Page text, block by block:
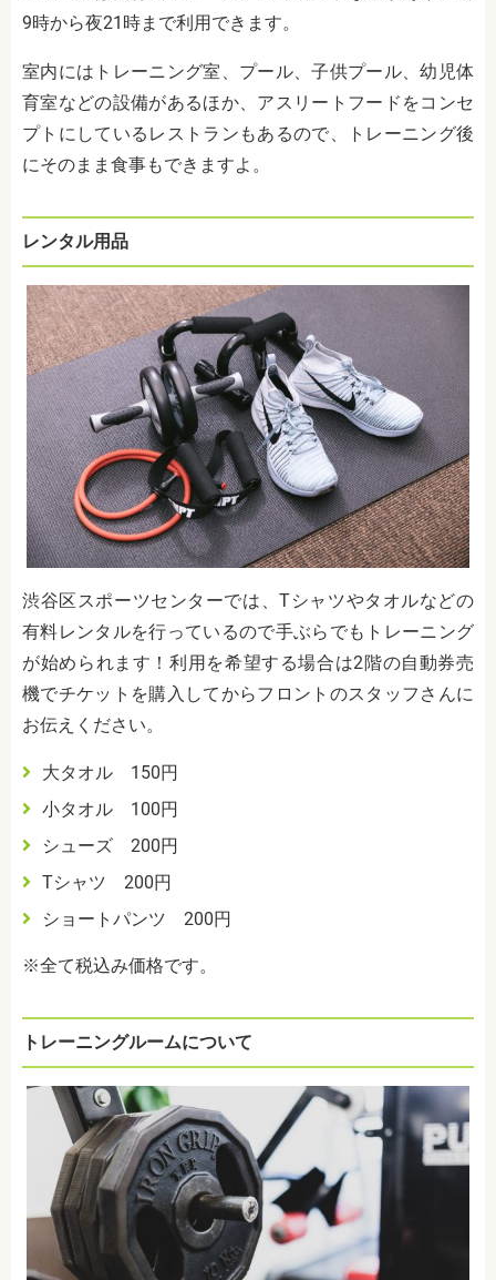
9時から夜21時まで利用できます。
室内にはトレーニング室、プール、子供プール、幼児体
育室などの設備があるほか、 アスリートフードをコンセ
プトにしているレストランもあるので、トレーニング後
にそのまま食事もできますよ。
レンタル用品
渋谷区スポーツセンターでは、Tシャツやタオルなどの
有料レンタルを行っているので手ぶらでもトレーニング
が始められます！利用を希望する場合は2階の自動券売
機でチケットを購入してからフロントのスタッフさんに
お伝えください。
大タオル 150円
小タオル 100円
シューズ 200円
Tシャツ 200円
ショートパンツ 200円
※全て税込み価格です。
トレーニングルームについて